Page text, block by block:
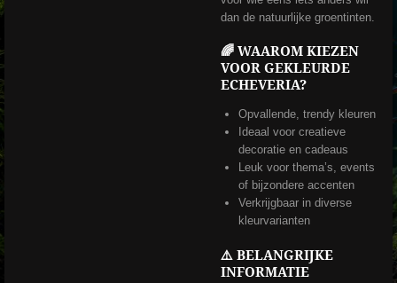
dan de natuurlijke groentinten.
🌈 WAAROM KIEZEN
VOOR GEKLEURDE
ECHEVERIA?
Opvallende, trendy kleuren
Ideaal voor creatieve
decoratie en cadeaus
Leuk voor thema’s, events
of bijzondere accenten
Verkrijgbaar in diverse
kleurvarianten
⚠️ BELANGRIJKE
INFORMATIE